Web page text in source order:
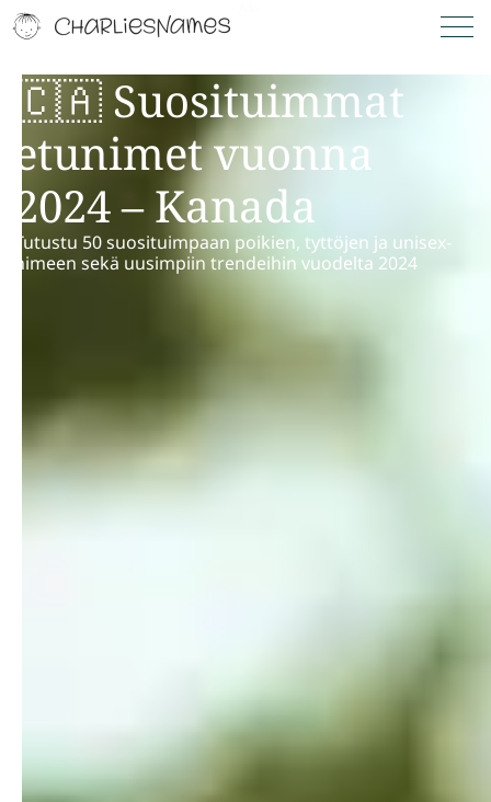
🇨🇦 Suosituimmat
etunimet vuonna
2024 – Kanada
Tutustu 50 suosituimpaan poikien, tyttöjen ja unisex-
nimeen sekä uusimpiin trendeihin vuodelta 2024